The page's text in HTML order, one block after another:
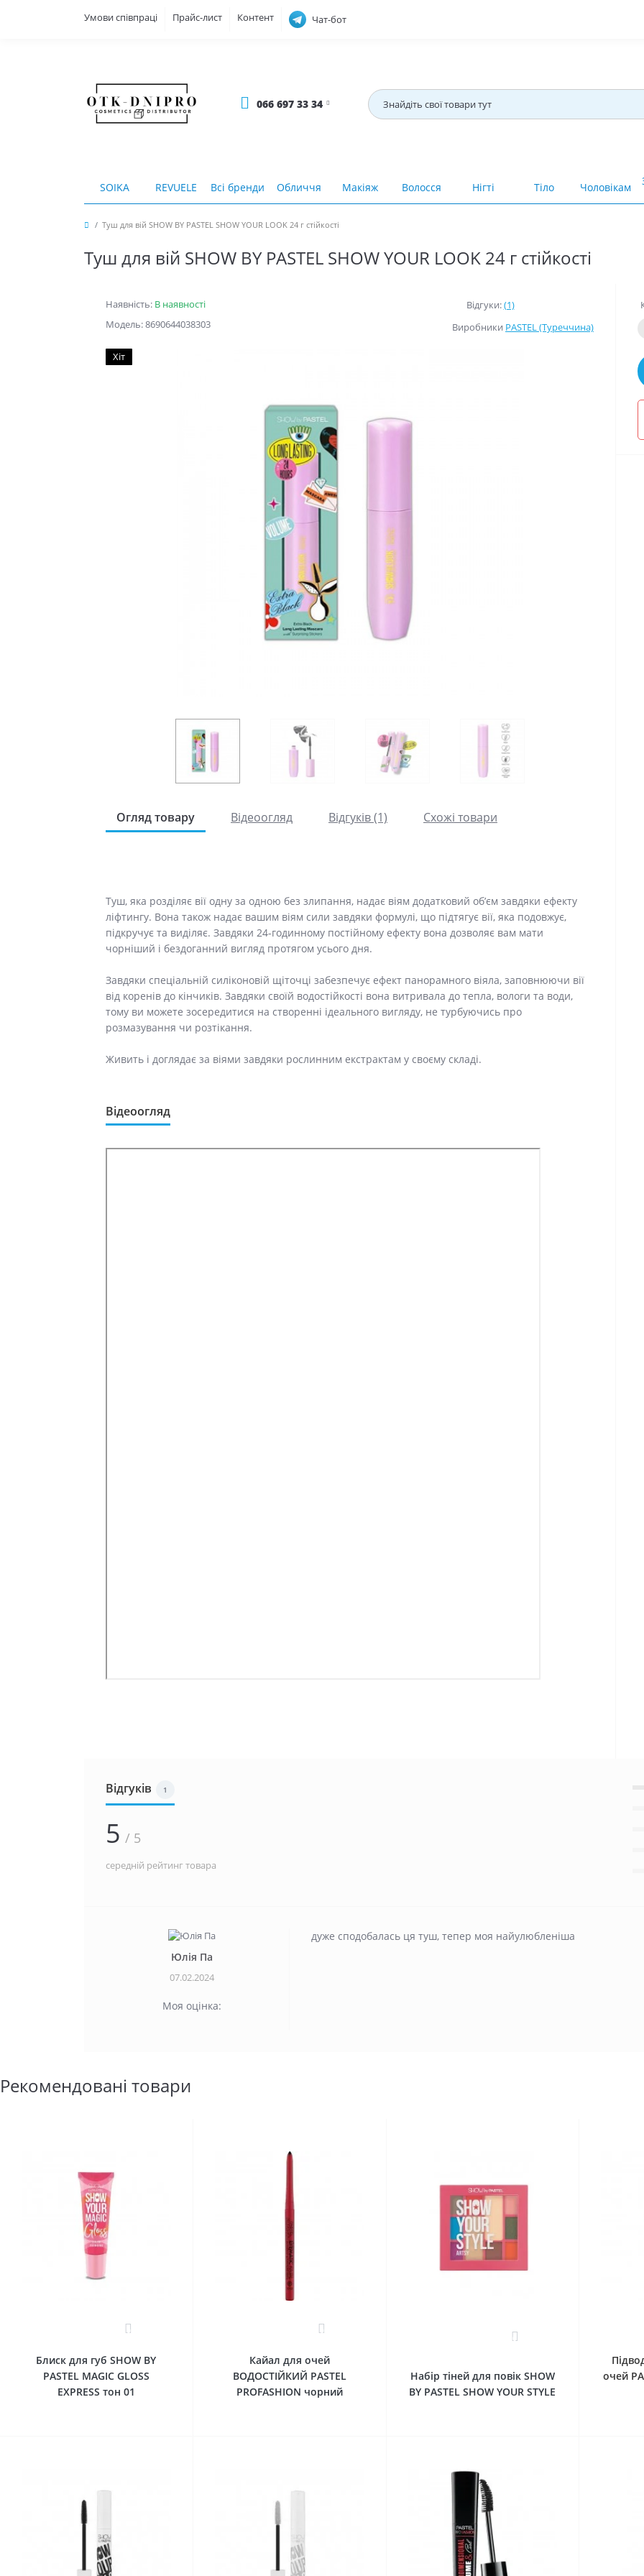
Умови співпраці Прайс-лист Контент Чат-бот
066 697 33 34
SOIKA REVUELE Всі бренди Обличчя Макіяж Волосся Нігті Тіло Чоловікам
Туш для вій SHOW BY PASTEL SHOW YOUR LOOK 24 г стійкості
Туш для вій SHOW BY PASTEL SHOW YOUR LOOK 24 г стійкості
Наявність: В наявності
Модель: 8690644038303
Відгуки:(1)
Виробники PASTEL (Туреччина)
Хіт
Огляд товару Відеоогляд Відгуків (1) Схожі товари
Туш, яка розділяє вії одну за одною без злипання, надає віям додатковий об’єм завдяки ефекту
ліфтингу. Вона також надає вашим віям сили завдяки формулі, що підтягує вії, яка подовжує,
підкручує та виділяє. Завдяки 24-годинному постійному ефекту вона дозволяє вам мати
чорніший і бездоганний вигляд протягом усього дня.
Завдяки спеціальній силіконовій щіточці забезпечує ефект панорамного віяла, заповнюючи вії
від коренів до кінчиків. Завдяки своїй водостійкості вона витривала до тепла, вологи та води,
тому ви можете зосередитися на створенні ідеального вигляду, не турбуючись про
розмазування чи розтікання.
Живить і доглядає за віями завдяки рослинним екстрактам у своєму складі.
Відеоогляд
Відгуків 1
5 / 5
середній рейтинг товара
Юлія Па
07.02.2024
Моя оцінка:
дуже сподобалась ця туш, тепер моя найулюбленіша
Рекомендовані товари
0
Блиск для губ SHOW BY
PASTEL MAGIC GLOSS
EXPRESS тон 01
До кошика
0
Кайал для очей
ВОДОСТІЙКИЙ PASTEL
PROFASHION чорний
До кошика
0
Набір тіней для повік SHOW
BY PASTEL SHOW YOUR STYLE
До кошика
очей